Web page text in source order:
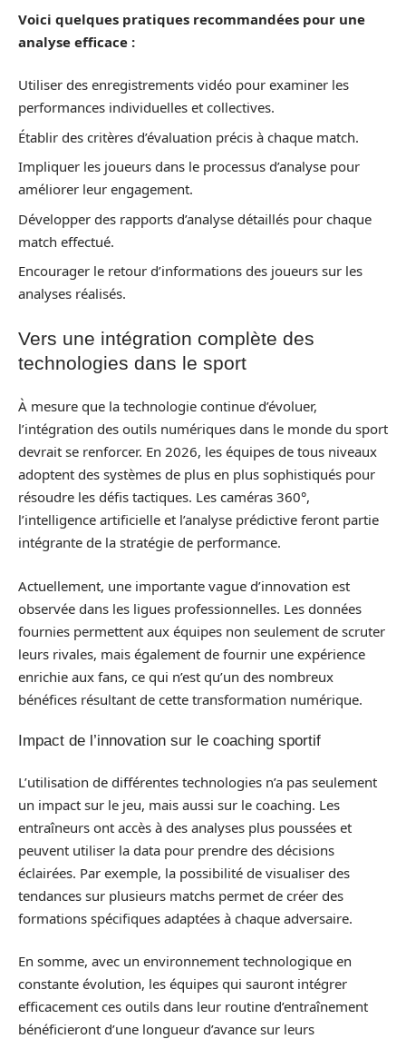
Voici quelques pratiques recommandées pour une
analyse efficace :
Utiliser des enregistrements vidéo pour examiner les
performances individuelles et collectives.
Établir des critères d’évaluation précis à chaque match.
Impliquer les joueurs dans le processus d’analyse pour
améliorer leur engagement.
Développer des rapports d’analyse détaillés pour chaque
match effectué.
Encourager le retour d’informations des joueurs sur les
analyses réalisés.
Vers une intégration complète des
technologies dans le sport
À mesure que la technologie continue d’évoluer,
l’intégration des outils numériques dans le monde du sport
devrait se renforcer. En 2026, les équipes de tous niveaux
adoptent des systèmes de plus en plus sophistiqués pour
résoudre les défis tactiques. Les caméras 360°,
l’intelligence artificielle et l’analyse prédictive feront partie
intégrante de la stratégie de performance.
Actuellement, une importante vague d’innovation est
observée dans les ligues professionnelles. Les données
fournies permettent aux équipes non seulement de scruter
leurs rivales, mais également de fournir une expérience
enrichie aux fans, ce qui n’est qu’un des nombreux
bénéfices résultant de cette transformation numérique.
Impact de l’innovation sur le coaching sportif
L’utilisation de différentes technologies n’a pas seulement
un impact sur le jeu, mais aussi sur le coaching. Les
entraîneurs ont accès à des analyses plus poussées et
peuvent utiliser la data pour prendre des décisions
éclairées. Par exemple, la possibilité de visualiser des
tendances sur plusieurs matchs permet de créer des
formations spécifiques adaptées à chaque adversaire.
En somme, avec un environnement technologique en
constante évolution, les équipes qui sauront intégrer
efficacement ces outils dans leur routine d’entraînement
bénéficieront d’une longueur d’avance sur leurs